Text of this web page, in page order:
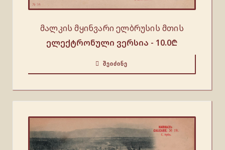
მალკის მყინვარი ელბრუსის მთის
ელექტრონული ვერსია - 10.0₾
ᲨᲔᲘᲫᲘᲜᲔ